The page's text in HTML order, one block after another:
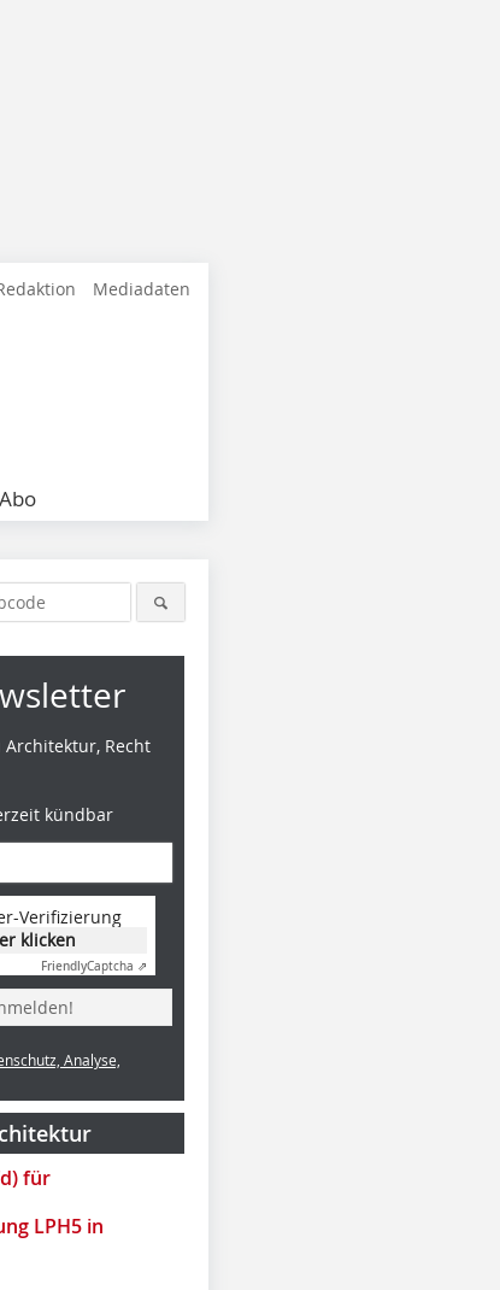
Mediadaten
Abo
Architektur, Recht
kündbar
Verifizierung
klicken
FriendlyCaptcha ⇗
Analyse,
für
LPH5 in